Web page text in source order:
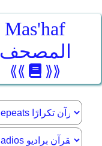
Mas'haf
المصحف
⟪⟪ ⟫⟫